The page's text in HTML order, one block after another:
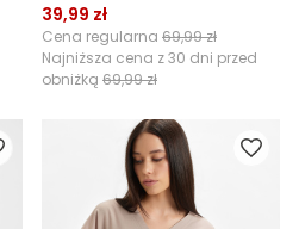
39,99 zł
Cena regularna 69,99 zł
Najniższa cena z 30 dni przed
obniżką 69,99 zł